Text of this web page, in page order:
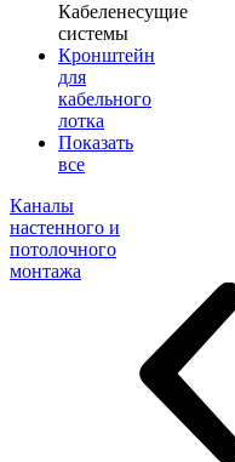
Кабеленесущие
системы
Кронштейн
для
кабельного
лотка
Показать
все
Каналы
настенного и
потолочного
монтажа